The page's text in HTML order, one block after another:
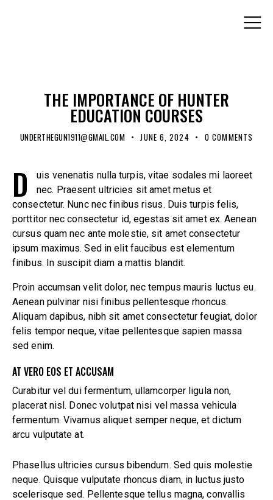
THE IMPORTANCE OF HUNTER
EDUCATION COURSES
UNDERTHEGUN1911@GMAIL.COM JUNE 6, 2024 0 COMMENTS
D
uis venenatis nulla turpis, vitae sodales mi laoreet
nec. Praesent ultricies sit amet metus et
consectetur. Nunc nec finibus risus. Duis turpis felis,
porttitor nec consectetur id, egestas sit amet ex. Aenean
cursus quam nec ante molestie, sit amet consectetur
ipsum maximus. Sed in elit faucibus est elementum
finibus. In suscipit diam a mattis blandit.
Proin accumsan velit dolor, nec tempus mauris luctus eu.
Aenean pulvinar nisi finibus pellentesque rhoncus.
Aliquam dapibus, nibh sit amet consectetur feugiat, dolor
felis tempor neque, vitae pellentesque sapien massa
sed enim.
AT VERO EOS ET ACCUSAM
Curabitur vel dui fermentum, ullamcorper ligula non,
placerat nisl. Donec volutpat nisi vel massa vehicula
fermentum. Vivamus aliquet semper neque, et dictum
arcu vulputate at.
Phasellus ultricies cursus bibendum. Sed quis molestie
neque. Quisque vulputate rhoncus diam, in luctus justo
scelerisque sed. Pellentesque tellus magna, convallis